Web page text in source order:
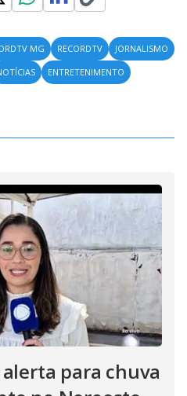
MG RECORDTV
JORNALISMO
ENTRETENIMENTO
para chuva